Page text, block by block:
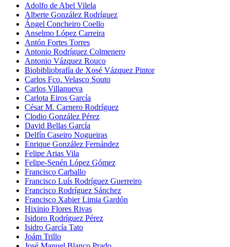
Adolfo de Abel Vilela
Alberte González Rodríguez
Ángel Concheiro Coello
Anselmo López Carreira
Antón Fortes Torres
Antonio Rodríguez Colmenero
Antonio Vázquez Rouco
Biobibliobrafía de Xosé Vázquez Pintor
Carlos Fco. Velasco Souto
Carlos Villanueva
Carlota Eiros García
César M. Carnero Rodríguez
Clodio González Pérez
David Bellas García
Delfín Caseiro Nogueiras
Enrique González Fernández
Felipe Arias Vila
Felipe-Senén López Gómez
Francisco Carballo
Francisco Luís Rodríguez Guerreiro
Francisco Rodríguez Sánchez
Francisco Xabier Limia Gardón
Hixinio Flores Rivas
Isidoro Rodríguez Pérez
Isidro García Tato
Joám Trillo